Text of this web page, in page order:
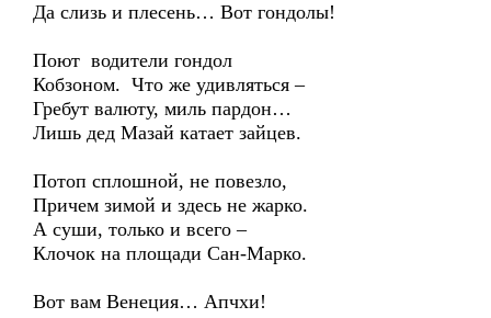
Да слизь и плесень… Вот гондолы!
Поют водители гондол
Кобзоном. Что же удивляться –
Гребут валюту, миль пардон…
Лишь дед Мазай катает зайцев.
Потоп сплошной, не повезло,
Причем зимой и здесь не жарко.
А суши, только и всего –
Клочок на площади Сан-Марко.
Вот вам Венеция… Апчхи!